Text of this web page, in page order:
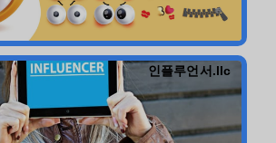
인플루언서.llc